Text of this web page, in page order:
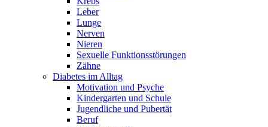
Leber
Lunge
Nerven
Nieren
Sexuelle Funktionsstörungen
Zähne
Diabetes im Alltag
Motivation und Psyche
Kindergarten und Schule
Jugendliche und Pubertät
Beruf